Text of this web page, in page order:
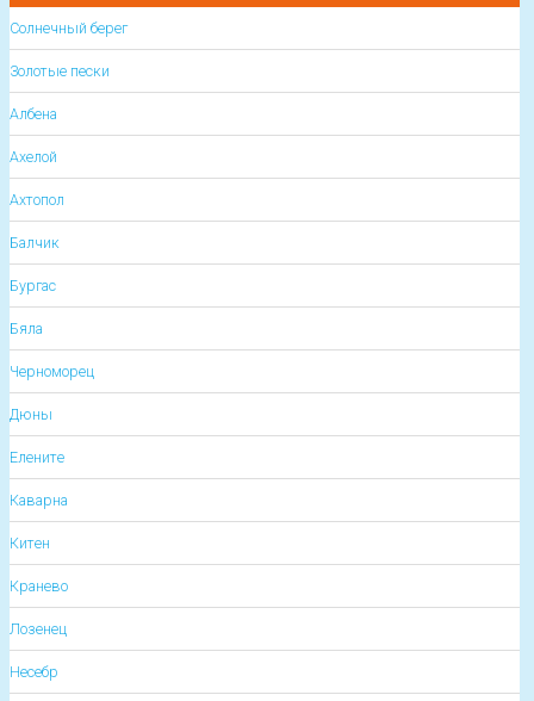
Солнечный берег
Золотые пески
Албена
Ахелой
Ахтопол
Балчик
Бургас
Бяла
Черноморец
Дюны
Елените
Каварна
Китен
Кранево
Лозенец
Несебр